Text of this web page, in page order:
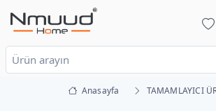
Anasayfa TAMAMLAYICI